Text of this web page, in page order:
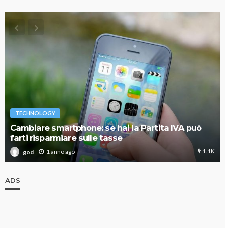
TECHNOLOGY
Cambiare smartphone: se hai la Partita IVA può
farti risparmiare sulle tasse
god 1 anno ago 1.1K
ADS